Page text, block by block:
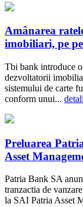
Amânarea
imobiliari, pe
Tbi bank introduce
dezvoltatorii
sistemului de carte
conform unui...
Preluarea
Asset
Patria Bank SA
tranzactia de
la SAI Patria Asset